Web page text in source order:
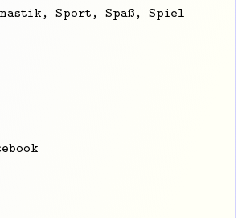
Sport, Spaß, Spiel